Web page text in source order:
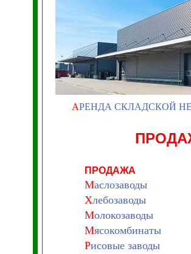
АРЕНДА СКЛАДСКОЙ
ПРОДАЖА
Маслозаводы
Хлебозаводы
Молокозаводы
Мясокомбинаты
Рисовые заводы